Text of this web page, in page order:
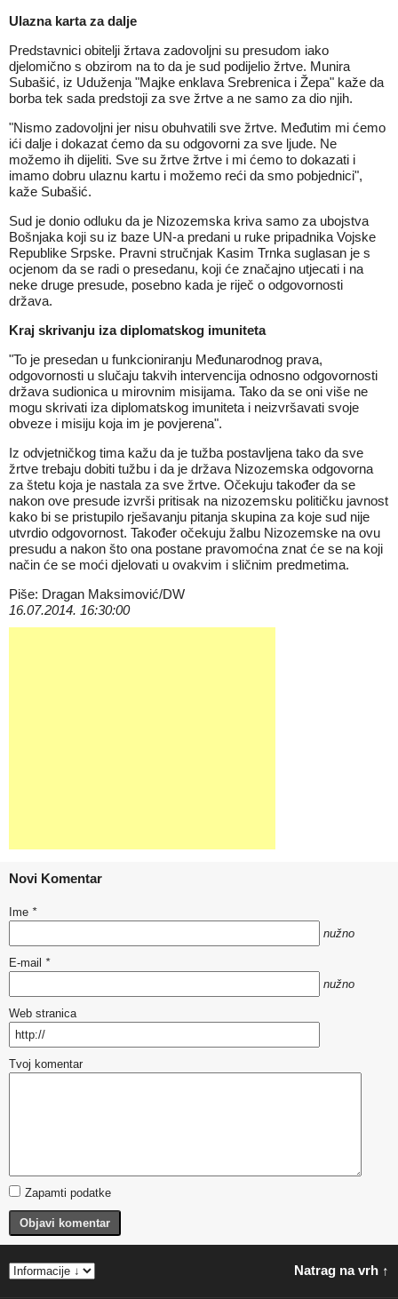
Ulazna karta za dalje
Predstavnici obitelji žrtava zadovoljni su presudom iako
djelomično s obzirom na to da je sud podijelio žrtve. Munira
Subašić, iz Uduženja "Majke enklava Srebrenica i Žepa" kaže da
borba tek sada predstoji za sve žrtve a ne samo za dio njih.
"Nismo zadovoljni jer nisu obuhvatili sve žrtve. Međutim mi ćemo
ići dalje i dokazat ćemo da su odgovorni za sve ljude. Ne
možemo ih dijeliti. Sve su žrtve žrtve i mi ćemo to dokazati i
imamo dobru ulaznu kartu i možemo reći da smo pobjednici",
kaže Subašić.
Sud je donio odluku da je Nizozemska kriva samo za ubojstva
Bošnjaka koji su iz baze UN-a predani u ruke pripadnika Vojske
Republike Srpske. Pravni stručnjak Kasim Trnka suglasan je s
ocjenom da se radi o presedanu, koji će značajno utjecati i na
neke druge presude, posebno kada je riječ o odgovornosti
država.
Kraj skrivanju iza diplomatskog imuniteta
"To je presedan u funkcioniranju Međunarodnog prava,
odgovornosti u slučaju takvih intervencija odnosno odgovornosti
država sudionica u mirovnim misijama. Tako da se oni više ne
mogu skrivati iza diplomatskog imuniteta i neizvršavati svoje
obveze i misiju koja im je povjerena".
Iz odvjetničkog tima kažu da je tužba postavljena tako da sve
žrtve trebaju dobiti tužbu i da je država Nizozemska odgovorna
za štetu koja je nastala za sve žrtve. Očekuju također da se
nakon ove presude izvrši pritisak na nizozemsku političku javnost
kako bi se pristupilo rješavanju pitanja skupina za koje sud nije
utvrdio odgovornost. Također očekuju žalbu Nizozemske na ovu
presudu a nakon što ona postane pravomoćna znat će se na koji
način će se moći djelovati u ovakvim i sličnim predmetima.
Piše: Dragan Maksimović/DW
16.07.2014. 16:30:00
Novi Komentar
Ime *
nužno
E-mail *
nužno
Web stranica
Tvoj komentar
Zapamti podatke
Objavi komentar
Natrag na vrh ↑